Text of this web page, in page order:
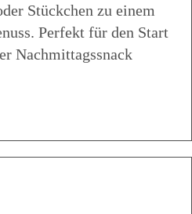
Stückchen zu einem
Perfekt für den Start
Nachmittagssnack